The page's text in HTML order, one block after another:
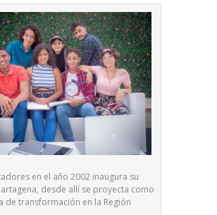
en el año 2002 inaugura su
desde allí se proyecta como
de transformación en la Región